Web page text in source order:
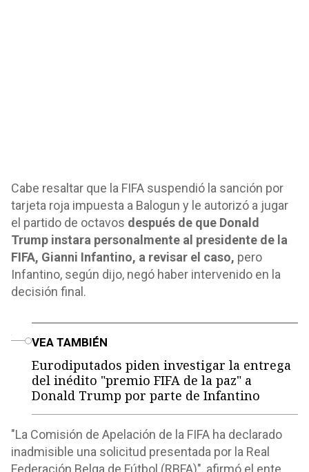
Cabe resaltar que la FIFA suspendió la sanción por
tarjeta roja impuesta a Balogun y le autorizó a jugar
el partido de octavos después de que Donald
Trump instara personalmente al presidente de la
FIFA, Gianni Infantino, a revisar el caso, pero
Infantino, según dijo, negó haber intervenido en la
decisión final.
VEA TAMBIÉN
Eurodiputados piden investigar la entrega
del inédito "premio FIFA de la paz" a
Donald Trump por parte de Infantino
"La Comisión de Apelación de la FIFA ha declarado
inadmisible una solicitud presentada por la Real
Federación Belga de Fútbol (RBFA)", afirmó el ente